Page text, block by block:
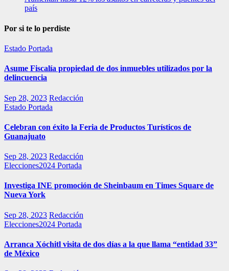
país
Por si te lo perdiste
Estado Portada
Asume Fiscalía propiedad de dos inmuebles utilizados por la
delincuencia
Sep 28, 2023 Redacción
Estado Portada
Celebran con éxito la Feria de Productos Turísticos de
Guanajuato
Sep 28, 2023 Redacción
Elecciones2024 Portada
Investiga INE promoción de Sheinbaum en Times Square de
Nueva York
Sep 28, 2023 Redacción
Elecciones2024 Portada
Arranca Xóchitl visita de dos días a la que llama “entidad 33”
de México